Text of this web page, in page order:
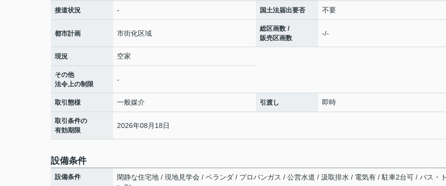
接道状況 - 国土法届出要否 不要
都市計画 市街化区域
総区画数 /
販売区画数
-/-
現況 空家
その他
法令上の制限
-
取引態様 一般媒介 引渡し 即時
取引条件の
有効期限
2026年08月18日
設備条件
設備条件
閑静な住宅地 / 現地見学会 / ベランダ / プロパンガス / 公営水道 / 汲取排水 / 電気有 / 駐車2台可 / バス・